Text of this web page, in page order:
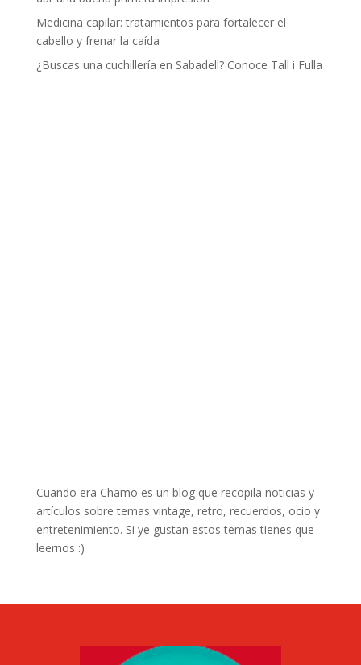
Medicina capilar: tratamientos para fortalecer el
cabello y frenar la caída
¿Buscas una cuchillería en Sabadell? Conoce Tall i Fulla
Cuando era Chamo es un blog que recopila noticias y
artículos sobre temas vintage, retro, recuerdos, ocio y
entretenimiento. Si ye gustan estos temas tienes que
leernos :)